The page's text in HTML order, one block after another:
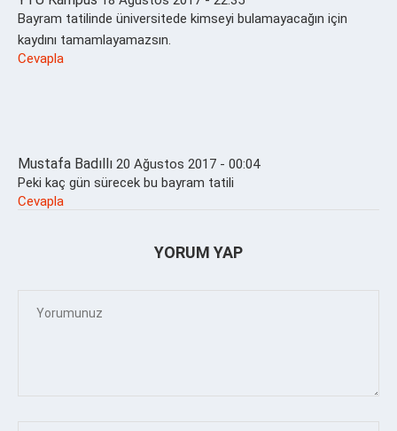
Bayram tatilinde üniversitede kimseyi bulamayacağın için
kaydını tamamlayamazsın.
Cevapla
Mustafa Badıllı 20 Ağustos 2017 - 00:04
Peki kaç gün sürecek bu bayram tatili
Cevapla
YORUM YAP